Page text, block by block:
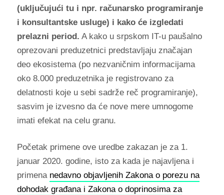
(uključujući tu i npr. računarsko programiranje
i konsultantske usluge) i kako će izgledati
prelazni period. A kako u srpskom IT-u paušalno
oprezovani preduzetnici predstavljaju značajan
deo ekosistema (po nezvaničnim informacijama
oko 8.000 preduzetnika je registrovano za
delatnosti koje u sebi sadrže reč programiranje),
sasvim je izvesno da će nove mere umnogome
imati efekat na celu granu.
Početak primene ove uredbe zakazan je za 1.
januar 2020. godine, isto za kada je najavljena i
primena nedavno objavljenih Zakona o porezu na
dohodak građana i Zakona o doprinosima za